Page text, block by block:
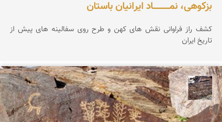
بزکوهی، نمـــــــــــاد ایرانیان باستان
کشف راز فراوانی نقش های کهن و طرح روی سفالینه های پیش از
تاریخ ایران
محمد ناصری فرد